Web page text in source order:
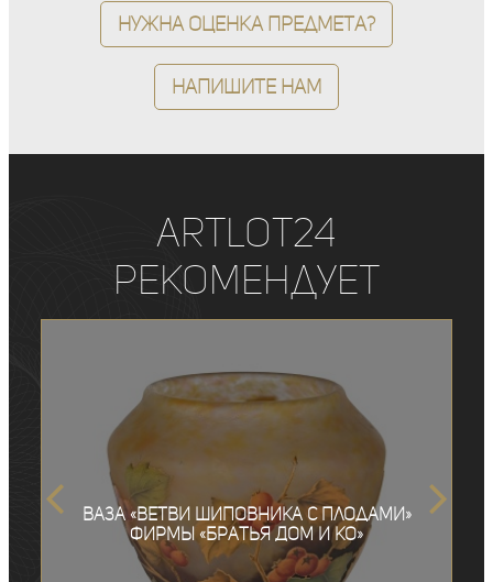
Нужна оценка предмета?
Напишите нам
ArtLot24
рекомендует
Ваза «Ветви шиповника с плодами»
фирмы «Братья Дом и Ко»